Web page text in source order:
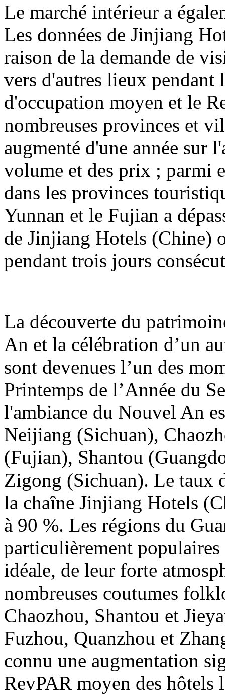
Le marché intérieur a
Les données de Jinjiang
raison de la demande de
vers d'autres lieux pendant
d'occupation moyen et le
nombreuses provinces et
augmenté d'une année sur
volume et des prix ; parmi
dans les provinces
Yunnan et le Fujian a
de Jinjiang Hotels (Chine)
pendant trois jours
La découverte du
An et la célébration d’un
sont devenues l’un des
Printemps de l’Année du
l'ambiance du Nouvel An
Neijiang (Sichuan),
(Fujian), Shantou
Zigong (Sichuan). Le taux
la chaîne Jinjiang Hotels
à 90 %. Les régions du
particulièrement
idéale, de leur forte
nombreuses coutumes
Chaozhou, Shantou et
Fuzhou, Quanzhou et
connu une augmentation
RevPAR moyen des hôtels